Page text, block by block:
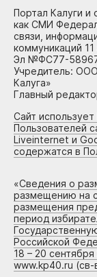
Портал Калуги и
как СМИ
связи,
коммуникаций
Эл №ФС77-
Учредитель:
Калуга»
Главный
Сайт
Пользователей
Liveinternet и
содержатся в
«Сведения о
размещению на
размещения
период
Российской
18 – 20
www.kp40.ru